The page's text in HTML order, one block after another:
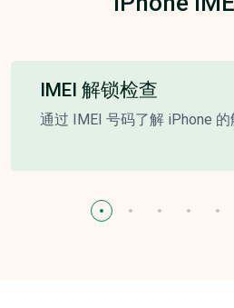
IMEI 解锁检查
通过 IMEI 号码了解 iPhone 的